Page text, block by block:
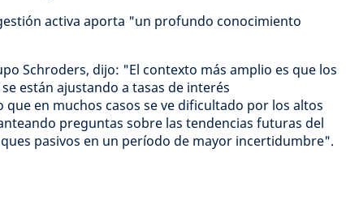
activa aporta "un profundo conocimiento
Schroders, dijo: "El contexto más amplio es que los
están ajustando a tasas de interés
en muchos casos se ve dificultado por los altos
preguntas sobre las tendencias futuras del
pasivos en un período de mayor incertidumbre".